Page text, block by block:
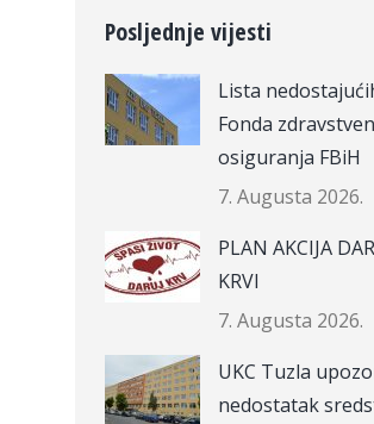
Posljednje vijesti
Lista
Fonda
osiguranja FBiH
7. Augusta 2026.
PLAN AKCIJA
KRVI
7. Augusta 2026.
UKC Tuzla
nedostatak